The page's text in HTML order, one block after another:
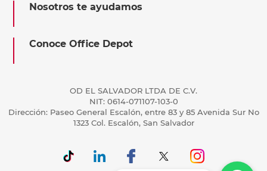
Nosotros te ayudamos
Conoce Office Depot
OD EL SALVADOR LTDA DE C.V.
NIT: 0614-071107-103-0
Dirección: Paseo General Escalón, entre 83 y 85 Avenida Sur No
1323 Col. Escalón, San Salvador